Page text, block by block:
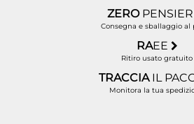
ZERO
Consegna e sballaggio al
RAEE
Ritiro usato gratuito
TRACCIA IL
Monitora la tua